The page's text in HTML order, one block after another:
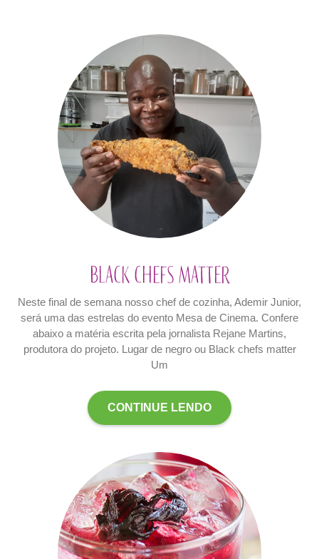
Black Chefs Matter
Neste final de semana nosso chef de cozinha, Ademir Junior,
será uma das estrelas do evento Mesa de Cinema. Confere
abaixo a matéria escrita pela jornalista Rejane Martins,
produtora do projeto. Lugar de negro ou Black chefs matter
Um
CONTINUE LENDO